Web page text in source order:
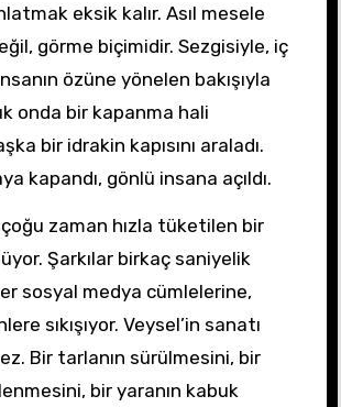
eksik kalır. Asıl mesele
görme biçimidir. Sezgisiyle, iç
özüne yönelen bakışıyla
onda bir kapanma hali
bir idrakin kapısını araladı.
kapandı, gönlü insana açıldı.
zaman hızla tüketilen bir
Şarkılar birkaç saniyelik
sosyal medya cümlelerine,
sıkışıyor. Veysel’in sanatı
Bir tarlanın sürülmesini, bir
bir yaranın kabuk